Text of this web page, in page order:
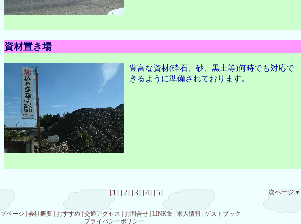
資材置き場
豊富な資材(砕石、砂、黒土等)何時でも対応で
きるように準備されております。
次ページ▼
[1] [2] [3] [4] [5]
ページ 会社概要| おすすめ 交通アクセス お問合せ| LINK集|求人情報
ゲストブック
プライバシーポリシー